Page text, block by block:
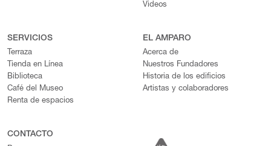
Videos
SERVICIOS
Terraza
Tienda en Línea
Biblioteca
Café del Museo
Renta de espacios
EL AMPARO
Acerca de
Nuestros Fundadores
Historia de los edificios
Artistas y colaboradores
CONTACTO